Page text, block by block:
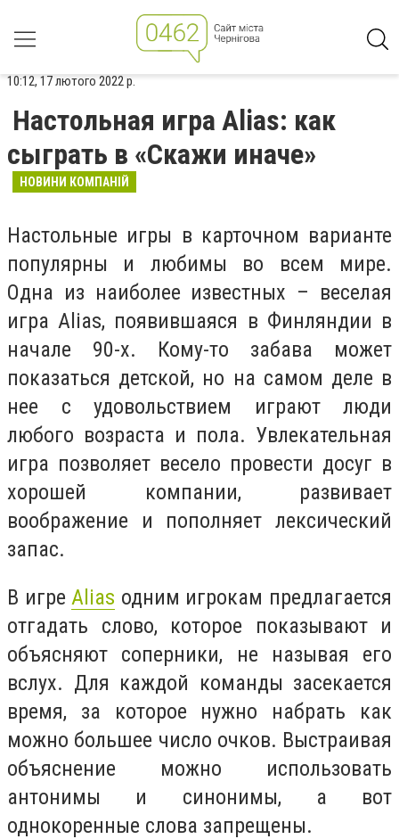
10:12, 17 лютого 2022 р.
Настольная игра Alias: как
сыграть в «Скажи иначе»
НОВИНИ КОМПАНІЙ
Настольные игры в карточном варианте
популярны и любимы во всем мире.
Одна из наиболее известных – веселая
игра Alias, появившаяся в Финляндии в
начале 90-х. Кому-то забава может
показаться детской, но на самом деле в
нее с удовольствием играют люди
любого возраста и пола. Увлекательная
игра позволяет весело провести досуг в
хорошей компании, развивает
воображение и пополняет лексический
запас.
В игре Alias одним игрокам предлагается
отгадать слово, которое показывают и
объясняют соперники, не называя его
вслух. Для каждой команды засекается
время, за которое нужно набрать как
можно большее число очков. Выстраивая
объяснение можно использовать
антонимы и синонимы, а вот
однокоренные слова запрещены.